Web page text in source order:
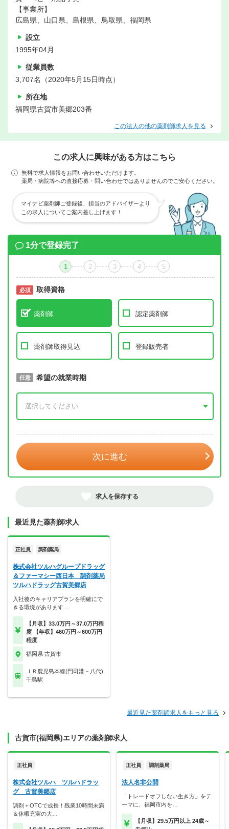
【事業所】
広島県、山口県、島根県、鳥取県、福岡県
設立
1995年04月
従業員数
3,707名（2020年5月15日時点）
所在地
福岡県古賀市美郷203番
この法人の他の薬剤師求人を見る
この求人に興味がある方はこちら
無料で求人情報をお問い合わせいただけます。
薬局・病院等への直接応募・問い合わせではありませんのでご安心ください。
マイナビ薬剤師ご登録後、担当のアドバイザーより
この求人についてご案内差し上げます！
1分で登録完了
1 2 3 4 5
必須 取得資格
薬剤師 認定薬剤師
薬剤師取得見込 登録販売者
必須 取得予定年
任意 希望の就業時期
次に進む
求人を保存する
最近見た薬剤師求人
正社員 調剤薬局
株式会社ツルハグループドラッグ
＆ファーマシー西日本 調剤薬局
ツルハドラッグ古賀美郷店
入社後のキャリアプランを明確にで
きる環境があります…
【月収】33.0万円～37.0万円程
度 【年収】460万円～600万円
程度
福岡県 古賀市
ＪＲ鹿児島本線(門司港－八代)
千鳥駅
最近見た薬剤師求人をもっと見る
古賀市(福岡県)エリアの薬剤師求人
正社員
株式会社ツルハ ツルハドラッ
グ 古賀美郷店
調剤＋OTCで成長！残業10時間未満
＆休暇充実の大…
正社員 調剤薬局
法人名非公開
「トレードオフしない生き方」をテ
ーマに、福岡市内を…
【月収】29.5万円以上 24歳～